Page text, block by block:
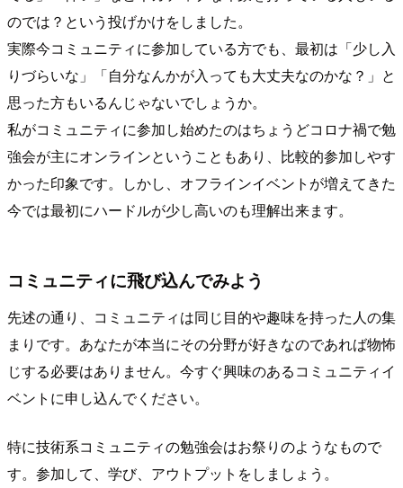
のでは？という投げかけをしました。
実際今コミュニティに参加している方でも、最初は「少し入
りづらいな」「自分なんかが入っても大丈夫なのかな？」と
思った方もいるんじゃないでしょうか。
私がコミュニティに参加し始めたのはちょうどコロナ禍で勉
強会が主にオンラインということもあり、比較的参加しやす
かった印象です。しかし、オフラインイベントが増えてきた
今では最初にハードルが少し高いのも理解出来ます。
コミュニティに飛び込んでみよう
先述の通り、コミュニティは同じ目的や趣味を持った人の集
まりです。あなたが本当にその分野が好きなのであれば物怖
じする必要はありません。今すぐ興味のあるコミュニティイ
ベントに申し込んでください。
特に技術系コミュニティの勉強会はお祭りのようなもので
す。参加して、学び、アウトプットをしましょう。